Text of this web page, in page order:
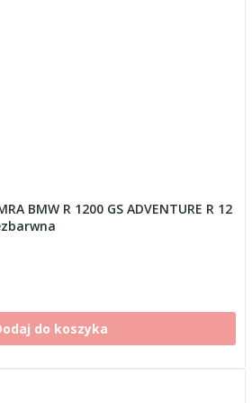
BMW R 1200 GS ADVENTURE R 12
do koszyka